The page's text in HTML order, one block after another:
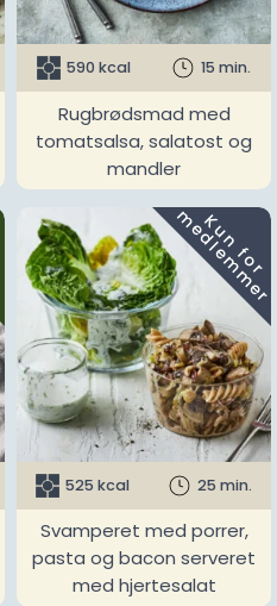
590 kcal 15 min.
Rugbrødsmad med
tomatsalsa, salatost og
mandler
K
u
n
f
o
r
m
e
d
l
e
m
m
e
r
525 kcal 25 min.
Svamperet med porrer,
pasta og bacon serveret
med hjertesalat